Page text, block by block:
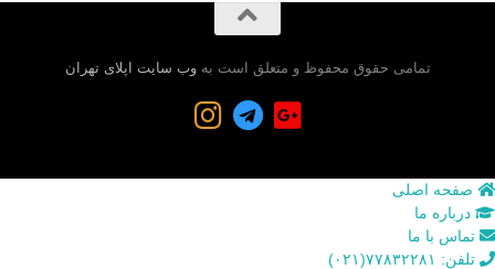
تمامی حقوق محفوظ و متعلق است بهوب سایت اپلای تهران
صفحه اصلی
درباره ما
تماس با ما
تلفن: ۷۷۸۳۲۲۸۱(۰۲۱)